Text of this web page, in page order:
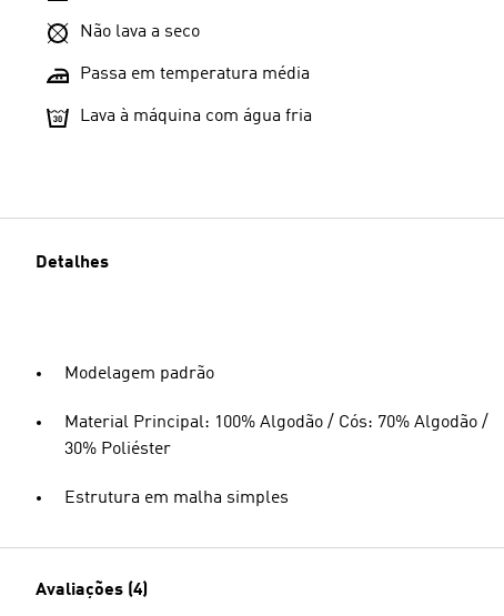
Não lava a seco
Passa em temperatura média
Lava à máquina com água fria
Detalhes
Modelagem padrão
Material Principal: 100% Algodão / Cós: 70% Algodão /
30% Poliéster
Estrutura em malha simples
Avaliações (4)